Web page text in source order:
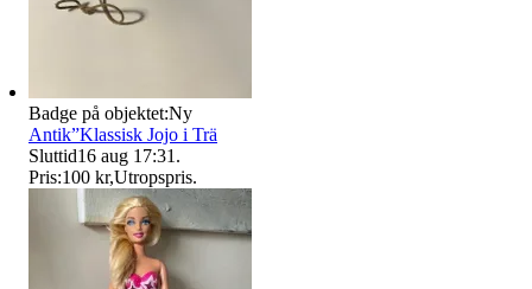
Badge på objektet:Ny
Antik”Klassisk Jojo i Trä
Sluttid16 aug 17:31 .
Pris:100 kr,Utropspris.